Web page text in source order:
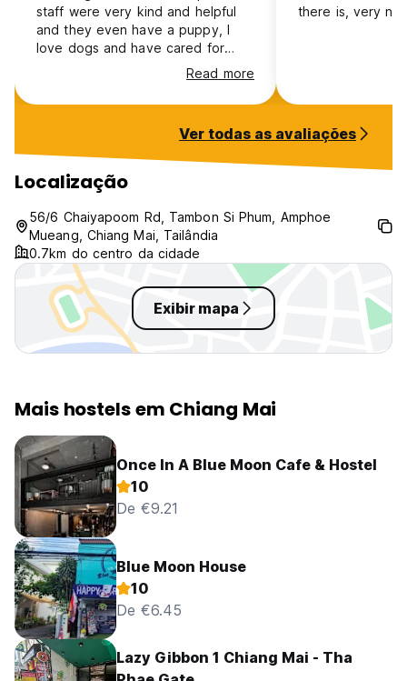
staff were very kind and helpful
and they even have a puppy, I
love dogs and have cared for
them before so they let me take
her for a walk! I met nice people
here and it is amazing value for
comfortable beds but it’s as I
would expect for a budget hostel!
There is a small free breakfast
with toast, bananas and coffee.
On my last morning there were no
bananas left but the nice lady
even went out and bought more
while I was eating! :)
Read more
there is, very
Ver todas as avaliações
Localização
56/6 Chaiyapoom Rd, Tambon Si Phum, Amphoe
Mueang, Chiang Mai, Tailândia
0.7km do centro da cidade
Exibir mapa
Mais hostels em Chiang Mai
Once In A Blue Moon Cafe & Hostel
10
De €9.21
Blue Moon House
10
De €6.45
Lazy Gibbon 1 Chiang Mai - Tha